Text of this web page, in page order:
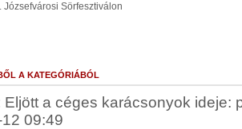
Józsefvárosi Sörfesztiválon
A KATEGÓRIÁBÓL
Eljött a céges karácsonyok ideje:
09:49